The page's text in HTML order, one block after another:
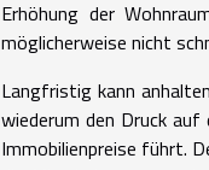
Erhöhung der
möglicherweise nicht
Langfristig kann
wiederum den Druck
Immobilienpreise führt.